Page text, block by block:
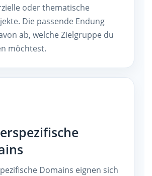
oder thematische
Die passende Endung
ab, welche Zielgruppe du
möchtest.
Domains eignen sich